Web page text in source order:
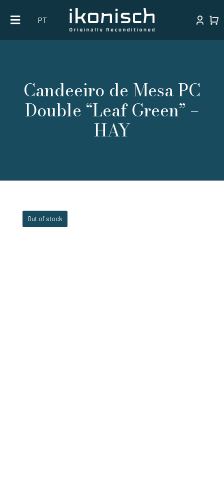
content
PT
Candeeiro de Mesa PC
Double “Leaf Green” –
HAY
Out of stock